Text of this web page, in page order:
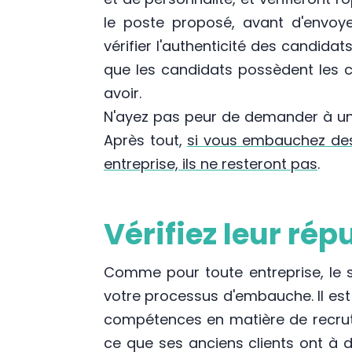
le poste proposé, avant
vérifier l'authenticité des
que les candidats possèdent les
avoir.
N'ayez pas peur de demander à
Après tout, si vous embauchez
entreprise, ils ne resteront pas.
Vérifiez leur
Comme pour toute entreprise, le
votre processus d'embauche. Il
compétences en matière de
ce que ses anciens clients ont à